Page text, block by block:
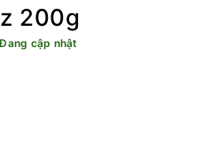
200g
Đang cập nhật